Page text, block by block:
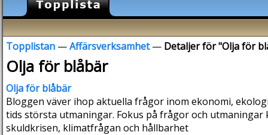
Topplistan —Affärsverksamhet— Detaljer för "Olja för
Olja för blåbär
Olja för blåbär
Bloggen väver ihop aktuella frågor inom ekonomi,
tids största utmaningar. Fokus på frågor och utmaningar
skuldkrisen, klimatfrågan och hållbarhet